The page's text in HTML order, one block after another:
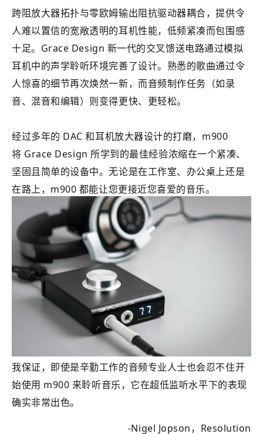
跨阻放大器拓扑与零欧姆输出阻抗驱动器耦合，提供令
人难以置信的宽敞透明的耳机性能，低频紧凑而包围感
十足。Grace Design 新一代的交叉馈送电路通过模拟
耳机中的声学聆听环境完善了设计。熟悉的歌曲通过令
人惊喜的细节再次焕然一新，而音频制作任务（如录
音、混音和编辑）则变得更快、更轻松。
经过多年的 DAC 和耳机放大器设计的打磨，m900
将 Grace Design 所学到的最佳经验浓缩在一个紧凑、
坚固且简单的设备中。无论是在工作室、办公桌上还是
在路上，m900 都能让您更接近您喜爱的音乐。
我保证，即使是辛勤工作的音频专业人士也会忍不住开
始使用 m900 来聆听音乐，它在超低监听水平下的表现
确实非常出色。
-Nigel Jopson，Resolution